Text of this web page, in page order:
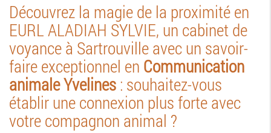
Découvrez la magie de la proximité en
EURL ALADIAH SYLVIE, un cabinet de
voyance à Sartrouville avec un savoir-
faire exceptionnel en Communication
animale Yvelines : souhaitez-vous
établir une connexion plus forte avec
votre compagnon animal ?